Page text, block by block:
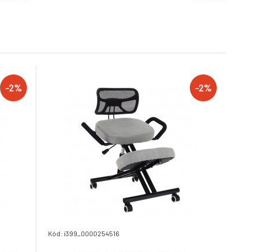
-2% -2%
Kód: i399_0000254516